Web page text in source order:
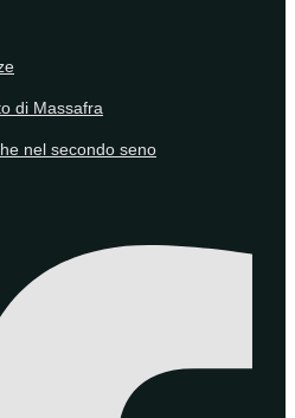
di Massafra
nel secondo seno